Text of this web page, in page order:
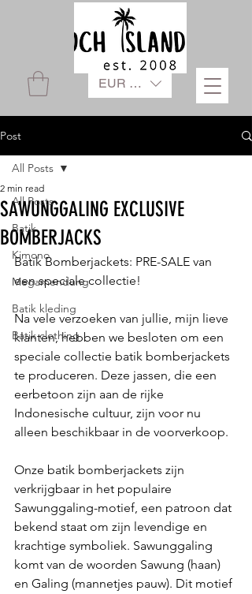
EUR (€)
Post
All Posts
Batik
Kimono
Megamendung
Batik kleding
Batik clothing
All Posts
SAWUNGGALING EXCLUSIVE
BOMBERJACKS
2 min read
Batik Bomberjackets: PRE-SALE van
een speciale collectie!
Na vele verzoeken van jullie, mijn lieve
klanten, hebben we besloten om een
speciale collectie batik bomberjackets
te produceren. Deze jassen, die een
eerbetoon zijn aan de rijke
Indonesische cultuur, zijn voor nu
alleen beschikbaar in de voorverkoop.
Onze batik bomberjackets zijn
verkrijgbaar in het populaire
Sawunggaling-motief, een patroon dat
bekend staat om zijn levendige en
krachtige symboliek. Sawunggaling
komt van de woorden Sawung (haan)
en Galing (mannetjes pauw). Dit motief